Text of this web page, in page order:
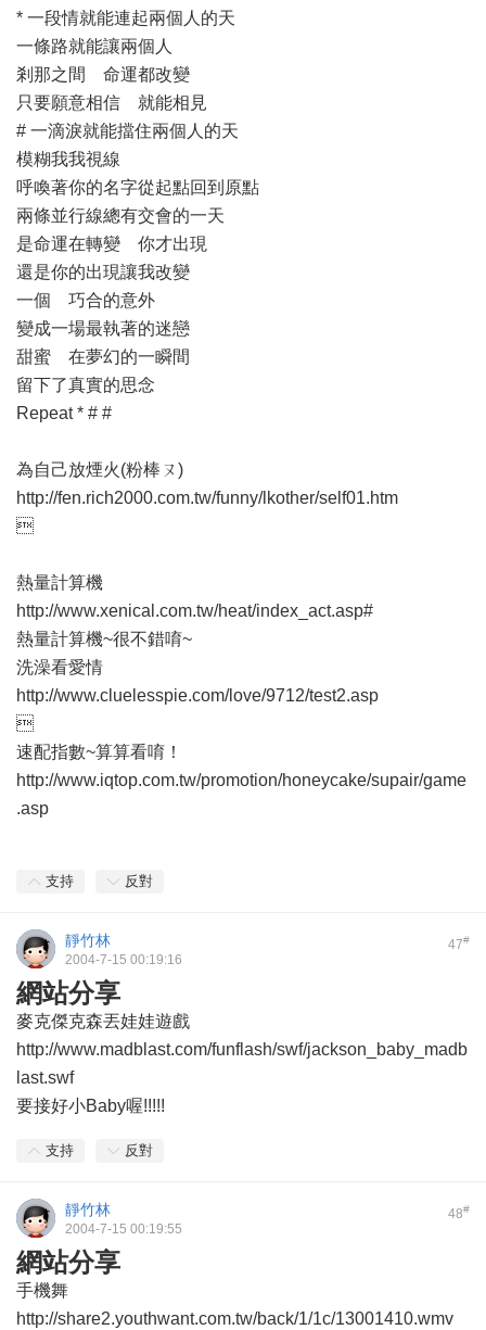
* 一段情就能連起兩個人的天
一條路就能讓兩個人
剎那之間 命運都改變
只要願意相信 就能相見
# 一滴淚就能擋住兩個人的天
模糊我我視線
呼喚著你的名字從起點回到原點
兩條並行線總有交會的一天
是命運在轉變 你才出現
還是你的出現讓我改變
一個 巧合的意外
變成一場最執著的迷戀
甜蜜 在夢幻的一瞬間
留下了真實的思念
Repeat * # #
為自己放煙火(粉棒ㄡ)
http://fen.rich2000.com.tw/funny/lkother/self01.htm

熱量計算機
http://www.xenical.com.tw/heat/index_act.asp#
熱量計算機~很不錯唷~
洗澡看愛情
http://www.cluelesspie.com/love/9712/test2.asp

速配指數~算算看唷！
http://www.iqtop.com.tw/promotion/honeycake/supair/game
.asp
支持 反對
47#
靜竹林
2004-7-15 00:19:16
網站分享
麥克傑克森丟娃娃遊戲
http://www.madblast.com/funflash/swf/jackson_baby_madb
last.swf
要接好小Baby喔!!!!!
支持 反對
48#
靜竹林
2004-7-15 00:19:55
網站分享
手機舞
http://share2.youthwant.com.tw/back/1/1c/13001410.wmv